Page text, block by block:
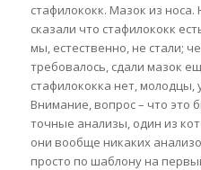
стафилококк. Мазок из
сказали что стафилококк
мы, естественно, не стали;
требовалось, сдали мазок
стафилококка нет,
Внимание, вопрос – что это
точные анализы, один из
они вообще никаких
просто по шаблону на